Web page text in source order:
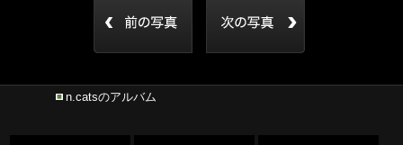
n.catsのアルバム